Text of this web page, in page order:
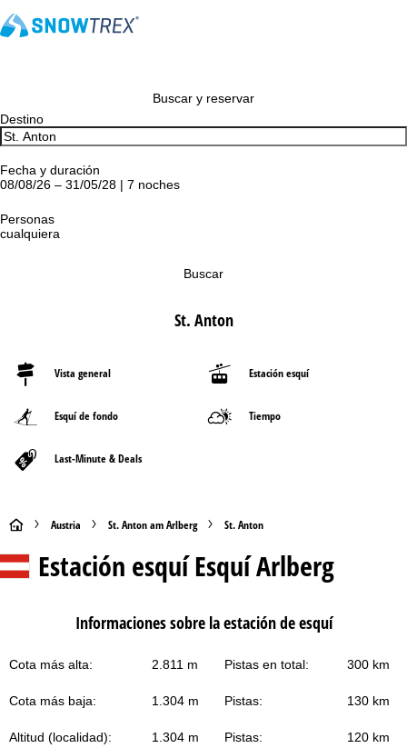
Buscar y reservar
Destino
Fecha y duración
08/08/26 – 31/05/28 | 7 noches
Personas
cualquiera
Buscar
St. Anton
Vista general Estación esquí
Esquí de fondo Tiempo
Last-Minute & Deals
P
á
n
a
Austria St. Anton am Arlberg St. Anton
Estación esquíEsquí Arlberg
Informaciones sobre la estación de esquí
Cota más alta: 2.811 m Pistas en total: 300 km
Cota más baja: 1.304 m Pistas: 130 km
Altitud (localidad): 1.304 m Pistas: 120 km